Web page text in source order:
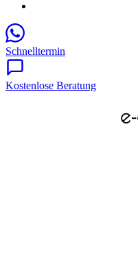
Schnelltermin
Kostenlose Beratung